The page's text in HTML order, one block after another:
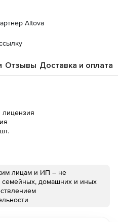
Altova
Отзывы Доставка и оплата
лицензия
лицам и ИП – не
семейных, домашних и иных